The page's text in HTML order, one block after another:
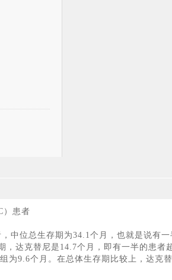
）患者
中位总生存期为34.1个月，也就是说有一
，达克替尼是14.7个月，即有一半的患者
为9.6个月。在总体生存期比较上，达克